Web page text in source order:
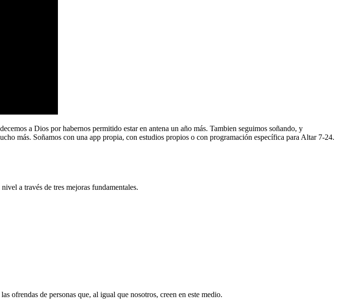
a Dios por habernos permitido estar en antena un año más. Tambien seguimos soñando, y
más. Soñamos con una app propia, con estudios propios o con programación específica para Altar 7-24.
a través de tres mejoras fundamentales.
ofrendas de personas que, al igual que nosotros, creen en este medio.